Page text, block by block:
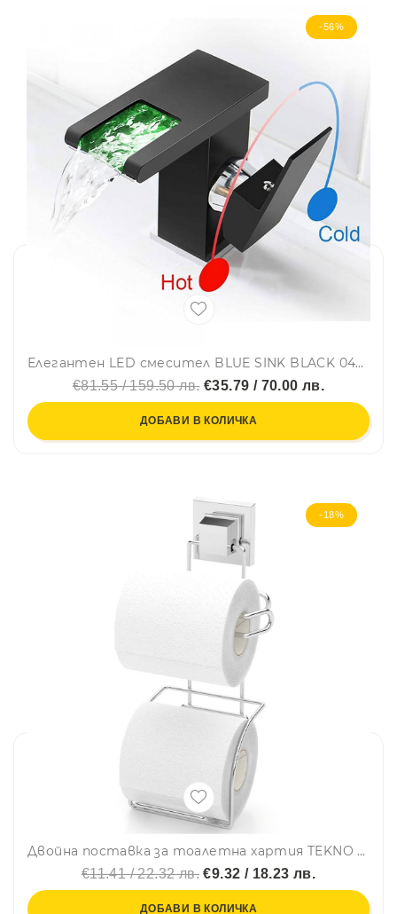
-56%
Елегантен LED смесител BLUE SINK BLACK 0406B за кухня и баня, самостоящ, с меки връзки и автоматична LED светлина
€81.55 / 159.50 лв.€35.79 / 70.00 лв.
ДОБАВИ В КОЛИЧКА
-18%
Двойна поставка за тоалетна хартия TEKNO TEL EF 282, 13х14х29 см, Двойно залепване, Хром
€11.41 / 22.32 лв. €9.32 / 18.23 лв.
ДОБАВИ В КОЛИЧКА